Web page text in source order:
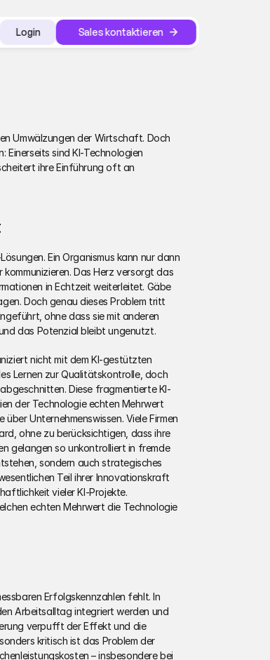
Umwälzungen der Wirtschaft. Doch
Einerseits sind KI-Technologien
ihre Einführung oft an
Ein Organismus kann nur dann
Das Herz versorgt das
in Echtzeit weiterleitet. Gäbe
Doch genau dieses Problem tritt
ohne dass sie mit anderen
das Potenzial bleibt ungenutzt.
nicht mit dem KI-gestützten
Lernen zur Qualitätskontrolle, doch
Diese fragmentierte KI-
der Technologie echten Mehrwert
Unternehmenswissen. Viele Firmen
ohne zu berücksichtigen, dass ihre
gelangen so unkontrolliert in fremde
sondern auch strategisches
Teil ihrer Innovationskraft
vieler KI-Projekte.
echten Mehrwert die Technologie
Erfolgskennzahlen fehlt. In
Arbeitsalltag integriert werden und
verpufft der Effekt und die
kritisch ist das Problem der
– insbesondere bei
Login Sales kontaktieren